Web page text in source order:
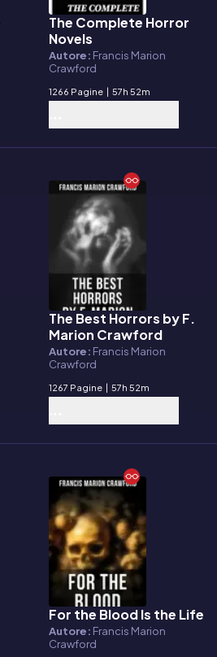
E-book
The Complete Horror
Novels
Autore: Francis Marion
Crawford
1266 Pagine | 57h 52m
E-book
The Best Horrors by F.
Marion Crawford
Autore: Francis Marion
Crawford
1267 Pagine | 57h 52m
E-book
For the Blood Is the Life
Autore: Francis Marion
Crawford